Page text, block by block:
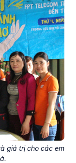
giá trị cho các em